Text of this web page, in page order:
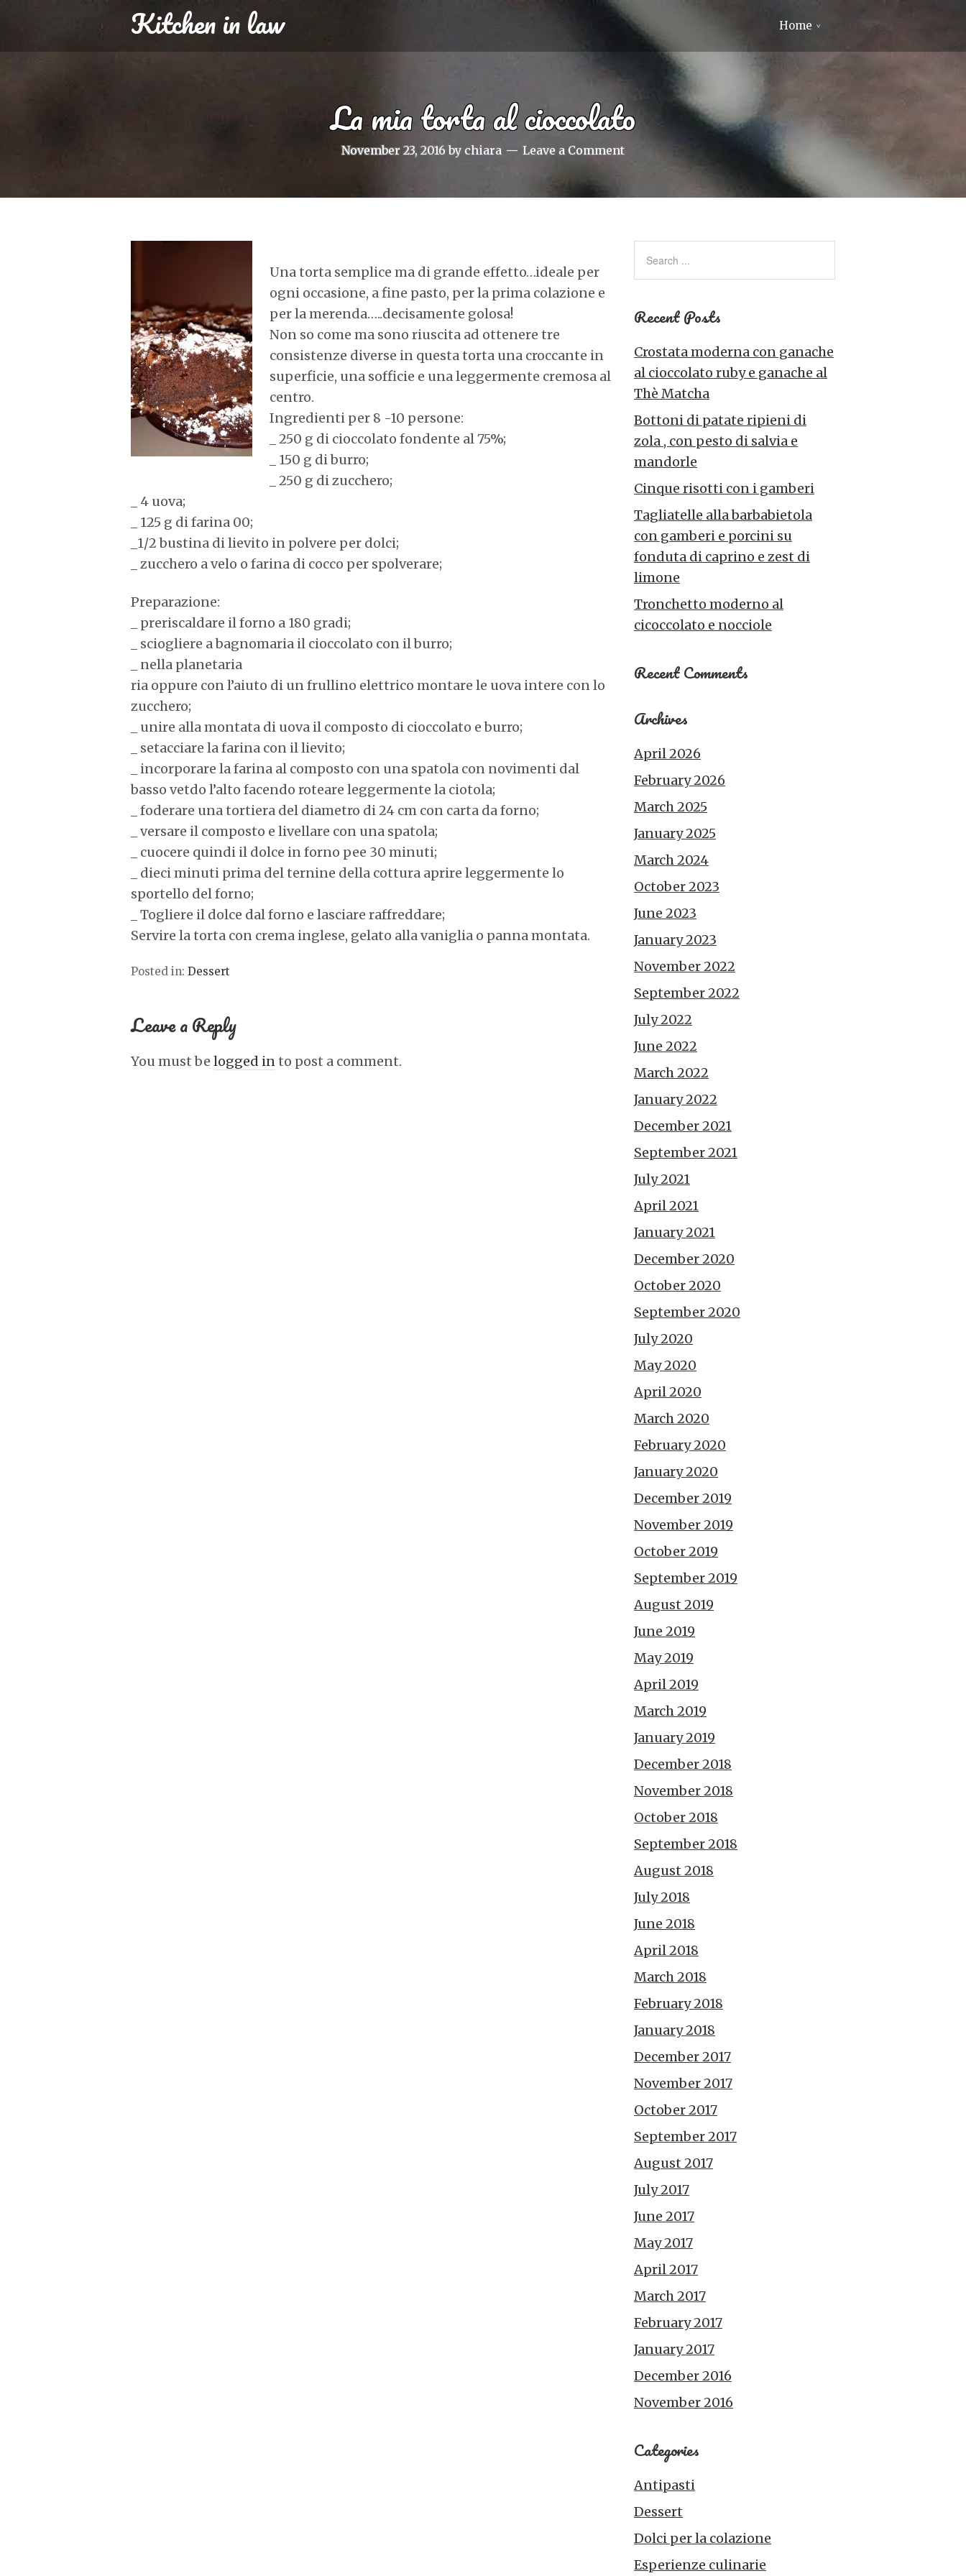
Kitchen in law Home
La mia torta al cioccolato
November 23, 2016 by chiara Leave a Comment
Una torta semplice ma di grande effetto…ideale per
ogni occasione, a fine pasto, per la prima colazione e
per la merenda…..decisamente golosa!
Non so come ma sono riuscita ad ottenere tre
consistenze diverse in questa torta una croccante in
superficie, una sofficie e una leggermente cremosa al
centro.
Ingredienti per 8 -10 persone:
_ 250 g di cioccolato fondente al 75%;
_ 150 g di burro;
_ 250 g di zucchero;
_ 4 uova;
_ 125 g di farina 00;
_1/2 bustina di lievito in polvere per dolci;
_ zucchero a velo o farina di cocco per spolverare;
Preparazione:
_ preriscaldare il forno a 180 gradi;
_ sciogliere a bagnomaria il cioccolato con il burro;
_ nella planetaria
ria oppure con l’aiuto di un frullino elettrico montare le uova intere con lo
zucchero;
_ unire alla montata di uova il composto di cioccolato e burro;
_ setacciare la farina con il lievito;
_ incorporare la farina al composto con una spatola con novimenti dal
basso vetdo l’alto facendo roteare leggermente la ciotola;
_ foderare una tortiera del diametro di 24 cm con carta da forno;
_ versare il composto e livellare con una spatola;
_ cuocere quindi il dolce in forno pee 30 minuti;
_ dieci minuti prima del ternine della cottura aprire leggermente lo
sportello del forno;
_ Togliere il dolce dal forno e lasciare raffreddare;
Servire la torta con crema inglese, gelato alla vaniglia o panna montata.
Posted in: Dessert
Leave a Reply
You must be logged into post a comment.
Recent Posts
Crostata moderna con ganache
al cioccolato ruby e ganache al
Thè Matcha
Bottoni di patate ripieni di
zola , con pesto di salvia e
mandorle
Cinque risotti con i gamberi
Tagliatelle alla barbabietola
con gamberi e porcini su
fonduta di caprino e zest di
limone
Tronchetto moderno al
cicoccolato e nocciole
Recent Comments
Archives
April 2026
February 2026
March 2025
January 2025
March 2024
October 2023
June 2023
January 2023
November 2022
September 2022
July 2022
June 2022
March 2022
January 2022
December 2021
September 2021
July 2021
April 2021
January 2021
December 2020
October 2020
September 2020
July 2020
May 2020
April 2020
March 2020
February 2020
January 2020
December 2019
November 2019
October 2019
September 2019
August 2019
June 2019
May 2019
April 2019
March 2019
January 2019
December 2018
November 2018
October 2018
September 2018
August 2018
July 2018
June 2018
April 2018
March 2018
February 2018
January 2018
December 2017
November 2017
October 2017
September 2017
August 2017
July 2017
June 2017
May 2017
April 2017
March 2017
February 2017
January 2017
December 2016
November 2016
Categories
Antipasti
Dessert
Dolci per la colazione
Esperienze culinarie